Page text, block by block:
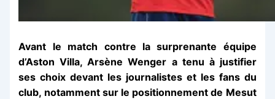
Avant le match contre la surprenante équipe
d’Aston Villa, Arsène Wenger a tenu à justifier
ses choix devant les journalistes et les fans du
club, notamment sur le positionnement de Mesut